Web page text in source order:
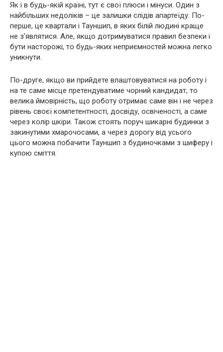
Як і в будь-якій країні, тут є свої плюси і мінуси. Один з
найбільших недоліків – це залишки слідів апартеїду. По-
перше, це квартали і Тауншип, в яких білій людині краще
не з’являтися. Але, якщо дотримуватися правил безпеки і
бути насторожі, то будь-яких неприємностей можна легко
уникнути.
По-друге, якщо ви прийдете влаштовуватися на роботу і
на те саме місце претендуватиме чорний кандидат, то
велика ймовірність, що роботу отримає саме він і не через
рівень своєї компетентності, досвіду, освіченості, а саме
через колір шкіри. Також стоять поруч шикарні будинки з
закинутими хмарочосами, а через дорогу від усього
цього можна побачити Тауншип з будиночками з шиферу і
купою сміття.